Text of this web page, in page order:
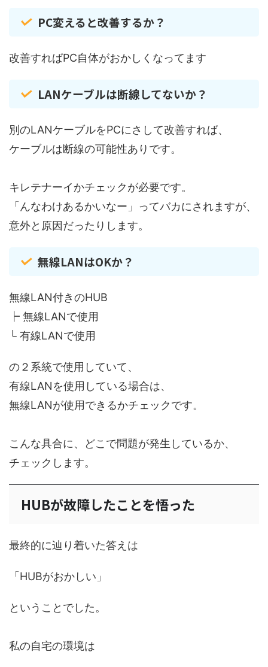
PC変えると改善するか？
改善すればPC自体がおかしくなってます
LANケーブルは断線してないか？
別のLANケーブルをPCにさして改善すれば、
ケーブルは断線の可能性ありです。
キレテナーイかチェックが必要です。
「んなわけあるかいなー」ってバカにされますが、
意外と原因だったりします。
無線LANはOKか？
無線LAN付きのHUB
┝ 無線LANで使用
└ 有線LANで使用
の２系統で使用していて、
有線LANを使用している場合は、
無線LANが使用できるかチェックです。
こんな具合に、どこで問題が発生しているか、
チェックします。
HUBが故障したことを悟った
最終的に辿り着いた答えは
「HUBがおかしい」
ということでした。
私の自宅の環境は